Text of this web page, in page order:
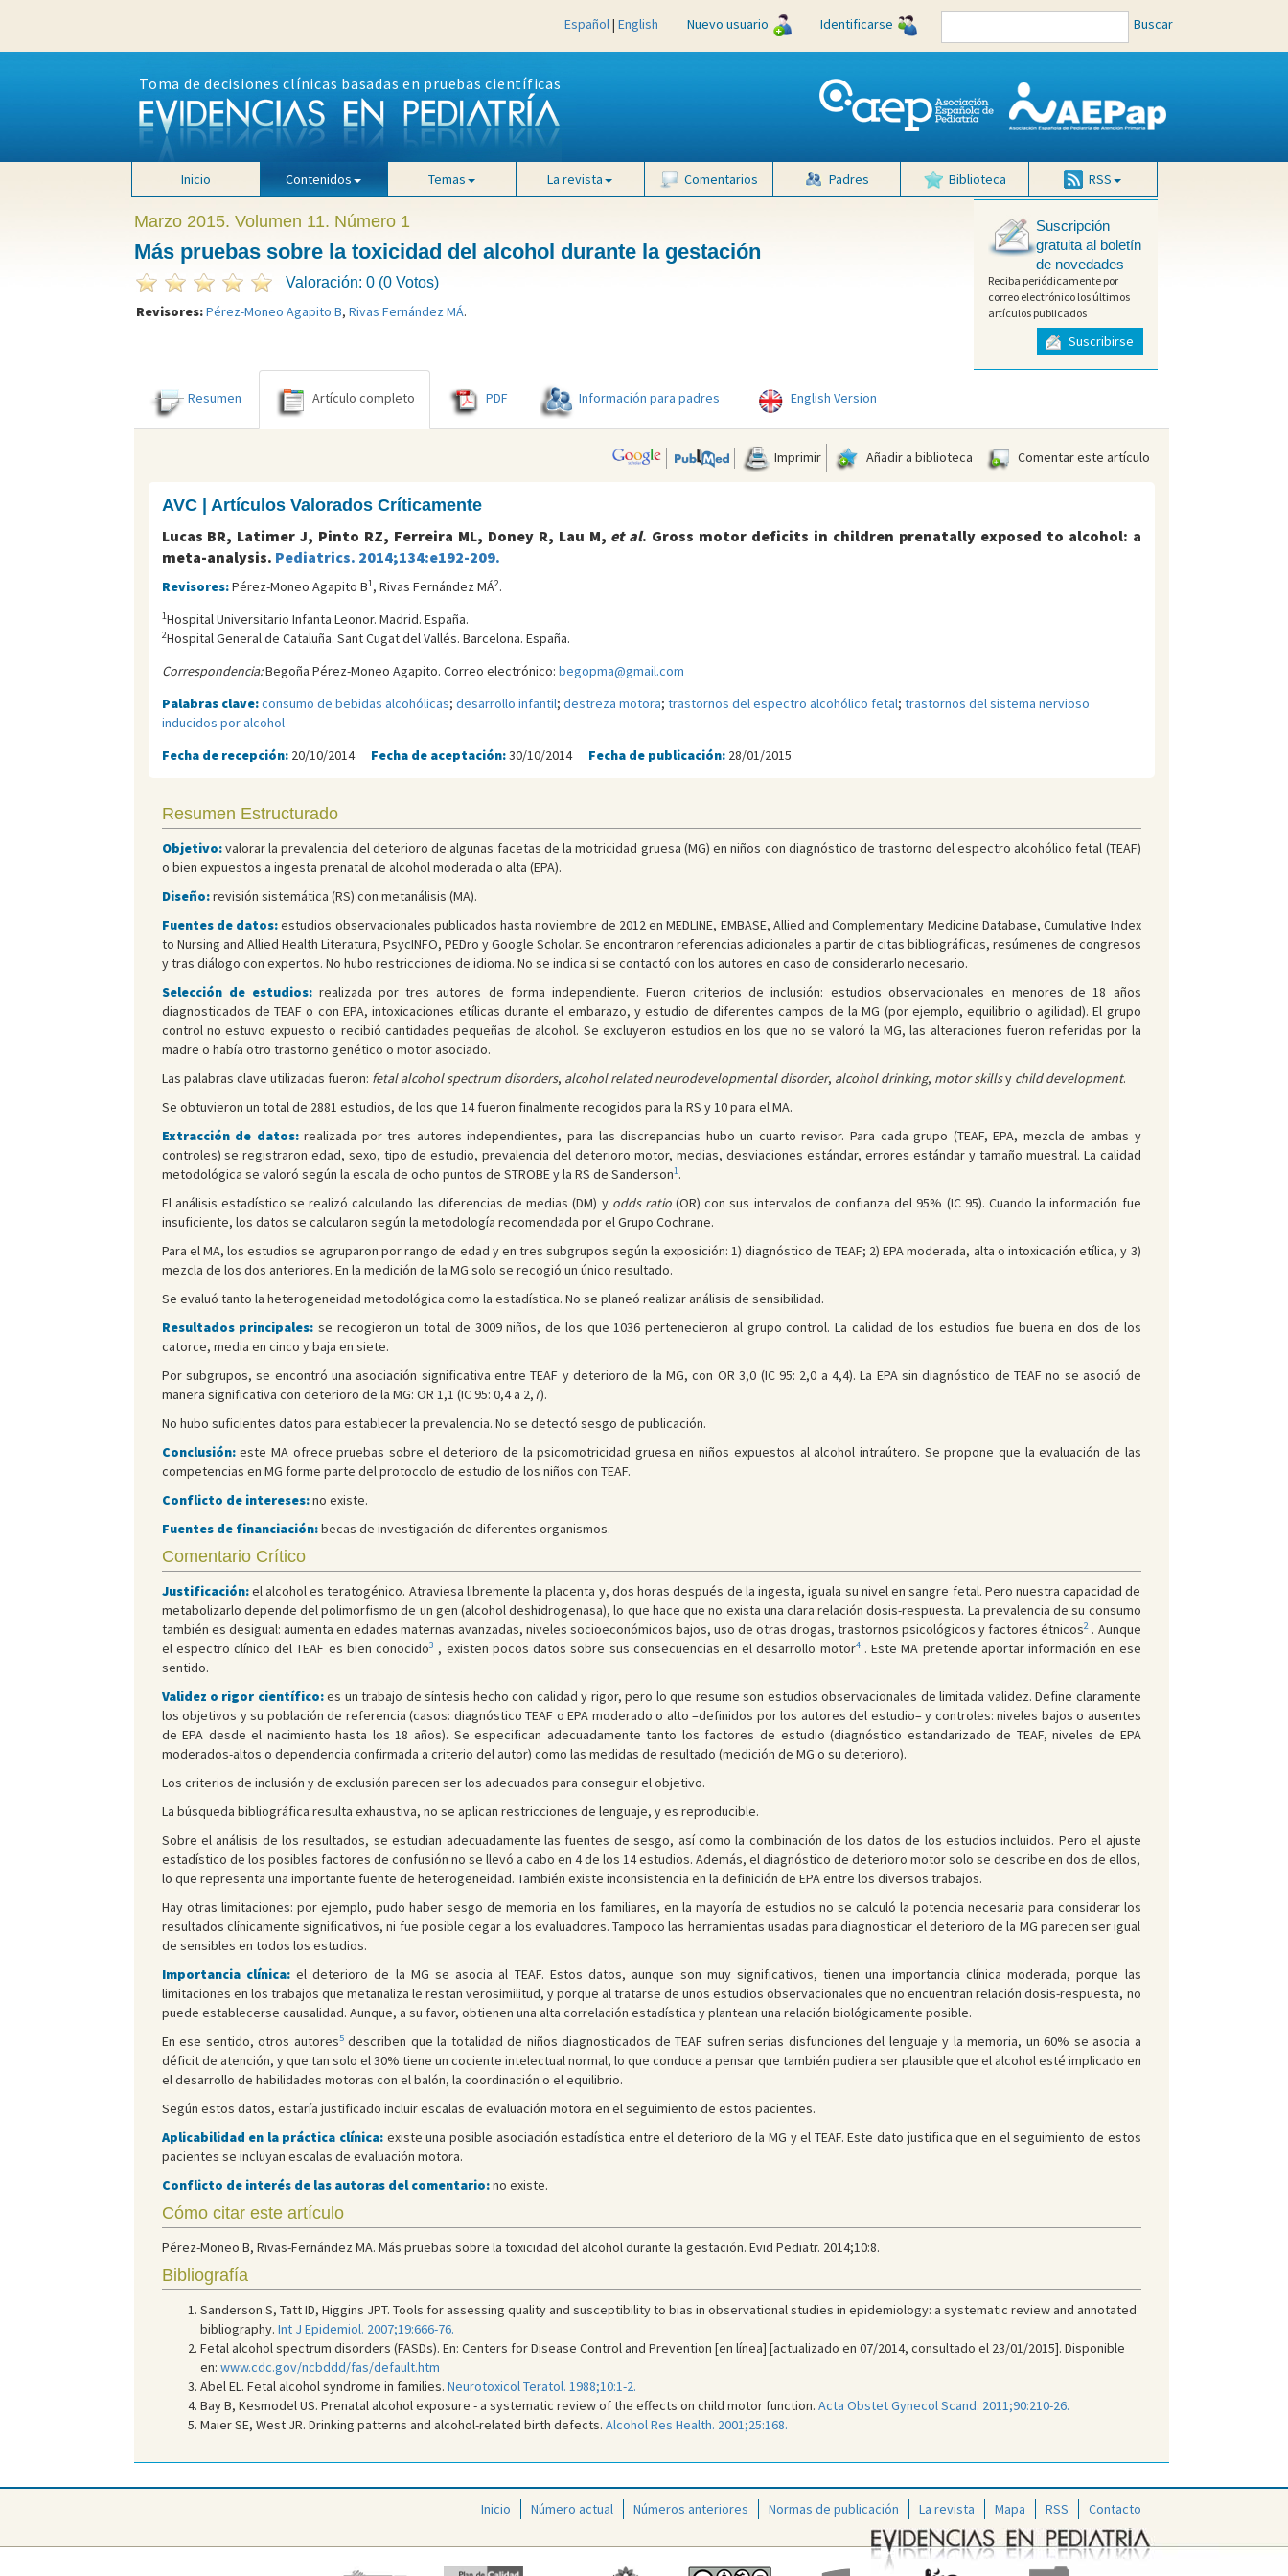
Español| English Nuevo usuario Identificarse Buscar
Toma de decisiones clínicas basadas en pruebas científicas
Inicio Contenidos Temas La revista Comentarios Padres Biblioteca RSS
Marzo 2015. Volumen 11. Número 1
Más pruebas sobre la toxicidad del alcohol durante la gestación
Valoración: 0 (0 Votos)
Revisores:Pérez-Moneo Agapito B, Rivas Fernández MÁ.
Suscripción
gratuita al boletín
de novedades
Reciba periódicamente por
correo electrónico los últimos
artículos publicados
Suscribirse
Resumen Artículo completo PDF Información para padres English Version
Imprimir Añadir a biblioteca Comentar este artículo
AVC | Artículos Valorados Críticamente
Lucas BR, Latimer J, Pinto RZ, Ferreira ML, Doney R, Lau M, et al. Gross motor deficits in children prenatally exposed to alcohol: a
meta-analysis. Pediatrics. 2014;134:e192-209.
Revisores:Pérez-Moneo Agapito B1, Rivas Fernández MÁ2.
1Hospital Universitario Infanta Leonor. Madrid. España.
2Hospital General de Cataluña. Sant Cugat del Vallés. Barcelona. España.
Correspondencia:Begoña Pérez-Moneo Agapito. Correo electrónico: begopma@gmail.com
Palabras clave:consumo de bebidas alcohólicas; desarrollo infantil; destreza motora; trastornos del espectro alcohólico fetal; trastornos del sistema nervioso
inducidos por alcohol
Fecha de recepción: 20/10/2014 Fecha de aceptación:30/10/2014 Fecha de publicación: 28/01/2015
Resumen Estructurado
Objetivo:valorar la prevalencia del deterioro de algunas facetas de la motricidad gruesa (MG) en niños con diagnóstico de trastorno del espectro alcohólico fetal (TEAF)
o bien expuestos a ingesta prenatal de alcohol moderada o alta (EPA).
Diseño:revisión sistemática (RS) con metanálisis (MA).
Fuentes de datos:estudios observacionales publicados hasta noviembre de 2012 en MEDLINE, EMBASE, Allied and Complementary Medicine Database, Cumulative Index
to Nursing and Allied Health Literatura, PsycINFO, PEDro y Google Scholar. Se encontraron referencias adicionales a partir de citas bibliográficas, resúmenes de congresos
y tras diálogo con expertos. No hubo restricciones de idioma. No se indica si se contactó con los autores en caso de considerarlo necesario.
Selección de estudios:realizada por tres autores de forma independiente. Fueron criterios de inclusión: estudios observacionales en menores de 18 años
diagnosticados de TEAF o con EPA, intoxicaciones etílicas durante el embarazo, y estudio de diferentes campos de la MG (por ejemplo, equilibrio o agilidad). El grupo
control no estuvo expuesto o recibió cantidades pequeñas de alcohol. Se excluyeron estudios en los que no se valoró la MG, las alteraciones fueron referidas por la
madre o había otro trastorno genético o motor asociado.
Las palabras clave utilizadas fueron: fetal alcohol spectrum disorders, alcohol related neurodevelopmental disorder, alcohol drinking, motor skillsy child development.
Se obtuvieron un total de 2881 estudios, de los que 14 fueron finalmente recogidos para la RS y 10 para el MA.
Extracción de datos:realizada por tres autores independientes, para las discrepancias hubo un cuarto revisor. Para cada grupo (TEAF, EPA, mezcla de ambas y
controles) se registraron edad, sexo, tipo de estudio, prevalencia del deterioro motor, medias, desviaciones estándar, errores estándar y tamaño muestral. La calidad
metodológica se valoró según la escala de ocho puntos de STROBE y la RS de Sanderson1.
El análisis estadístico se realizó calculando las diferencias de medias (DM) yodds ratio(OR) con sus intervalos de confianza del 95% (IC 95). Cuando la información fue
insuficiente, los datos se calcularon según la metodología recomendada por el Grupo Cochrane.
Para el MA, los estudios se agruparon por rango de edad y en tres subgrupos según la exposición: 1) diagnóstico de TEAF; 2) EPA moderada, alta o intoxicación etílica, y 3)
mezcla de los dos anteriores. En la medición de la MG solo se recogió un único resultado.
Se evaluó tanto la heterogeneidad metodológica como la estadística. No se planeó realizar análisis de sensibilidad.
Resultados principales: se recogieron un total de 3009 niños, de los que 1036 pertenecieron al grupo control. La calidad de los estudios fue buena en dos de los
catorce, media en cinco y baja en siete.
Por subgrupos, se encontró una asociación significativa entre TEAF y deterioro de la MG, con OR 3,0 (IC 95: 2,0 a 4,4). La EPA sin diagnóstico de TEAF no se asoció de
manera significativa con deterioro de la MG: OR 1,1 (IC 95: 0,4 a 2,7).
No hubo suficientes datos para establecer la prevalencia. No se detectó sesgo de publicación.
Conclusión:este MA ofrece pruebas sobre el deterioro de la psicomotricidad gruesa en niños expuestos al alcohol intraútero. Se propone que la evaluación de las
competencias en MG forme parte del protocolo de estudio de los niños con TEAF.
Conflicto de intereses:no existe.
Fuentes de financiación:becas de investigación de diferentes organismos.
Comentario Crítico
Justificación:el alcohol es teratogénico. Atraviesa libremente la placenta y, dos horas después de la ingesta, iguala su nivel en sangre fetal. Pero nuestra capacidad de
metabolizarlo depende del polimorfismo de un gen (alcohol deshidrogenasa), lo que hace que no exista una clara relación dosis-respuesta. La prevalencia de su consumo
también es desigual: aumenta en edades maternas avanzadas, niveles socioeconómicos bajos, uso de otras drogas, trastornos psicológicos y factores étnicos2 . Aunque
el espectro clínico del TEAF es bien conocido3 , existen pocos datos sobre sus consecuencias en el desarrollo motor4. Este MA pretende aportar información en ese
sentido.
Validez o rigor científico:es un trabajo de síntesis hecho con calidad y rigor, pero lo que resume son estudios observacionales de limitada validez. Define claramente
los objetivos y su población de referencia (casos: diagnóstico TEAF o EPA moderado o alto –definidos por los autores del estudio– y controles: niveles bajos o ausentes
de EPA desde el nacimiento hasta los 18 años). Se especifican adecuadamente tanto los factores de estudio (diagnóstico estandarizado de TEAF, niveles de EPA
moderados-altos o dependencia confirmada a criterio del autor) como las medidas de resultado (medición de MG o su deterioro).
Los criterios de inclusión y de exclusión parecen ser los adecuados para conseguir el objetivo.
La búsqueda bibliográfica resulta exhaustiva, no se aplican restricciones de lenguaje, y es reproducible.
Sobre el análisis de los resultados, se estudian adecuadamente las fuentes de sesgo, así como la combinación de los datos de los estudios incluidos. Pero el ajuste
estadístico de los posibles factores de confusión no se llevó a cabo en 4 de los 14 estudios. Además, el diagnóstico de deterioro motor solo se describe en dos de ellos,
lo que representa una importante fuente de heterogeneidad. También existe inconsistencia en la definición de EPA entre los diversos trabajos.
Hay otras limitaciones: por ejemplo, pudo haber sesgo de memoria en los familiares, en la mayoría de estudios no se calculó la potencia necesaria para considerar los
resultados clínicamente significativos, ni fue posible cegar a los evaluadores. Tampoco las herramientas usadas para diagnosticar el deterioro de la MG parecen ser igual
de sensibles en todos los estudios.
Importancia clínica:el deterioro de la MG se asocia al TEAF. Estos datos, aunque son muy significativos, tienen una importancia clínica moderada, porque las
limitaciones en los trabajos que metanaliza le restan verosimilitud, y porque al tratarse de unos estudios observacionales que no encuentran relación dosis-respuesta, no
puede establecerse causalidad. Aunque, a su favor, obtienen una alta correlación estadística y plantean una relación biológicamente posible.
En ese sentido, otros autores5describen que la totalidad de niños diagnosticados de TEAF sufren serias disfunciones del lenguaje y la memoria, un 60% se asocia a
déficit de atención, y que tan solo el 30% tiene un cociente intelectual normal, lo que conduce a pensar que también pudiera ser plausible que el alcohol esté implicado en
el desarrollo de habilidades motoras con el balón, la coordinación o el equilibrio.
Según estos datos, estaría justificado incluir escalas de evaluación motora en el seguimiento de estos pacientes.
Aplicabilidad en la práctica clínica: existe una posible asociación estadística entre el deterioro de la MG y el TEAF. Este dato justifica que en el seguimiento de estos
pacientes se incluyan escalas de evaluación motora.
Conflicto de interés de las autoras del comentario:no existe.
Cómo citar este artículo
Pérez-Moneo B, Rivas-Fernández MA. Más pruebas sobre la toxicidad del alcohol durante la gestación. Evid Pediatr. 2014;10:8.
Bibliografía
Sanderson S, Tatt ID, Higgins JPT. Tools for assessing quality and susceptibility to bias in observational studies in epidemiology: a systematic review and annotated
bibliography. Int J Epidemiol. 2007;19:666-76.
Fetal alcohol spectrum disorders (FASDs). En: Centers for Disease Control and Prevention [en línea] [actualizado en 07/2014, consultado el 23/01/2015]. Disponible
en: www.cdc.gov/ncbddd/fas/default.htm
Abel EL. Fetal alcohol syndrome in families. Neurotoxicol Teratol. 1988;10:1-2.
Bay B, Kesmodel US. Prenatal alcohol exposure - a systematic review of the effects on child motor function. Acta Obstet Gynecol Scand. 2011;90:210-26.
Maier SE, West JR. Drinking patterns and alcohol-related birth defects. Alcohol Res Health. 2001;25:168.
Inicio Número actual Números anteriores Normas de publicación La revista Mapa RSS Contacto